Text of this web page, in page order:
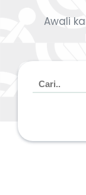
Awali